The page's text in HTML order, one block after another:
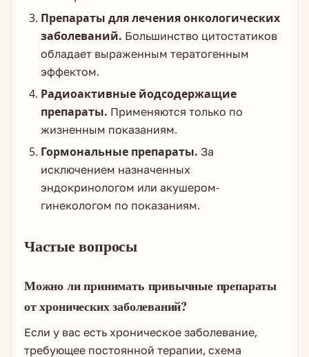
Препараты для лечения онкологических
заболеваний. Большинство цитостатиков
обладает выраженным тератогенным
эффектом.
Радиоактивные йодсодержащие
препараты. Применяются только по
жизненным показаниям.
Гормональные препараты. За
исключением назначенных
эндокринологом или акушером-
гинекологом по показаниям.
Частые вопросы
Можно ли принимать привычные препараты
от хронических заболеваний?
Если у вас есть хроническое заболевание,
требующее постоянной терапии, схема